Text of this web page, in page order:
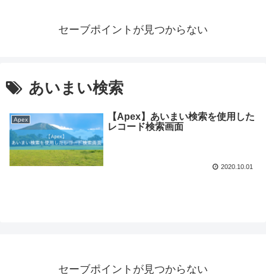
セーブポイントが見つからない
あいまい検索
Apex
【Apex】あいまい検索を使用した
レコード検索画面
2020.10.01
セーブポイントが見つからない